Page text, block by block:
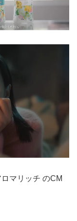
マリッチ のCM